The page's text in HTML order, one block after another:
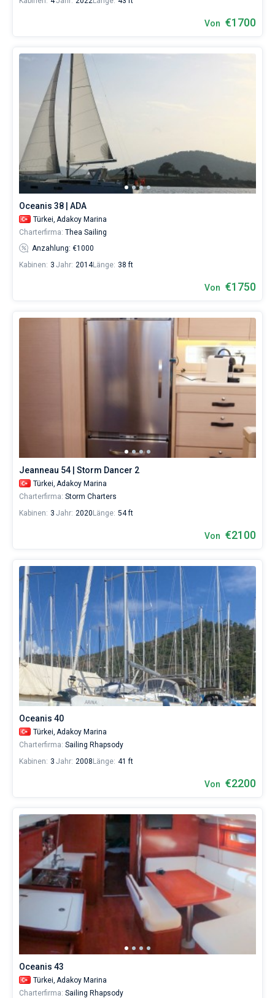
Von €1700
Oceanis 38 | ADA
Türkei, Adakoy Marina
Charterfirma: Thea Sailing
Anzahlung: €1000
Kabinen: 3 Jahr: 2014Länge: 38 ft
Von €1750
Jeanneau 54 | Storm Dancer 2
Türkei, Adakoy Marina
Charterfirma: Storm Charters
Kabinen: 3 Jahr: 2020 Länge: 54 ft
Von €2100
Oceanis 40
Türkei, Adakoy Marina
Charterfirma: Sailing Rhapsody
Kabinen: 3 Jahr: 2008 Länge: 41 ft
Von €2200
Oceanis 43
Türkei, Adakoy Marina
Charterfirma: Sailing Rhapsody